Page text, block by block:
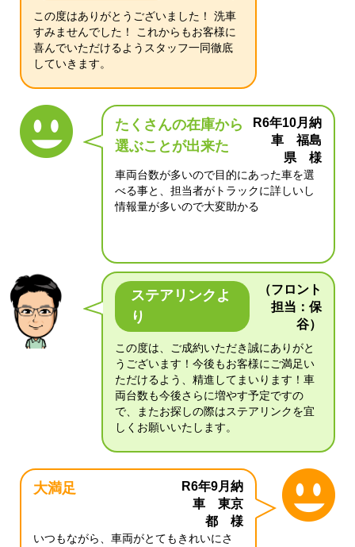
この度はありがとうございました！ 洗車
すみませんでした！ これからもお客様に
喜んでいただけるようスタッフ一同徹底
していきます。
たくさんの在庫から
選ぶことが出来た
R6年10月納
車 福島
県 様
車両台数が多いので目的にあった車を選
べる事と、担当者がトラックに詳しいし
情報量が多いので大変助かる
ステアリンクよ
り
（フロント
担当：保
谷）
この度は、ご成約いただき誠にありがと
うございます！今後もお客様にご満足い
ただけるよう、精進してまいります！車
両台数も今後さらに増やす予定ですの
で、またお探しの際はステアリンクを宜
しくお願いいたします。
大満足
R6年9月納
車 東京
都 様
いつもながら、車両がとてもきれいにさ